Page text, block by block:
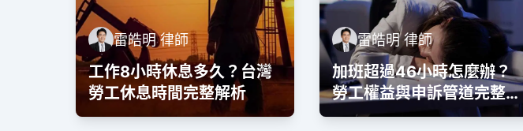
雷皓明 律師
工作8小時休息多久？台灣
勞工休息時間完整解析
雷皓明 律師
加班超過46小時怎麼辦？
勞工權益與申訴管道完整指
南